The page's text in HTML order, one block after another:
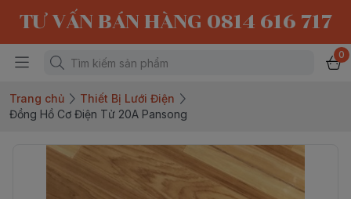
TƯ VẤN BÁN HÀNG 0814 616 717
0
Trang chủ
Thiết Bị Lưới Điện
Đồng Hồ Cơ Điện Tử 20A Pansong